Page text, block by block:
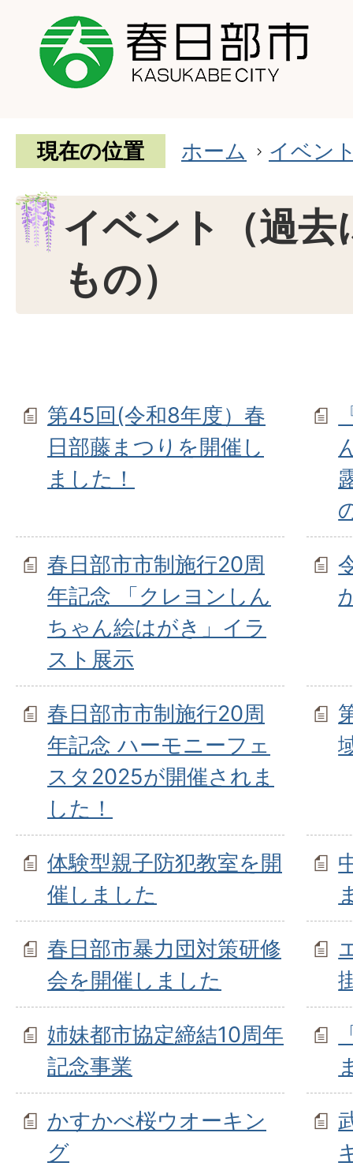
現在の位置 ホーム イベン
イベント（過去
もの）
第45回(令和8年度）春
日部藤まつりを開催し
ました！
春日部市市制施行20周
年記念 「クレヨンしん
ちゃん絵はがき」イラ
スト展示
春日部市市制施行20周
年記念 ハーモニーフェ
スタ2025が開催されま
した！
体験型親子防犯教室を開
催しました
春日部市暴力団対策研修
会を開催しました
姉妹都市協定締結10周年
記念事業
かすかべ桜ウオーキン
グ